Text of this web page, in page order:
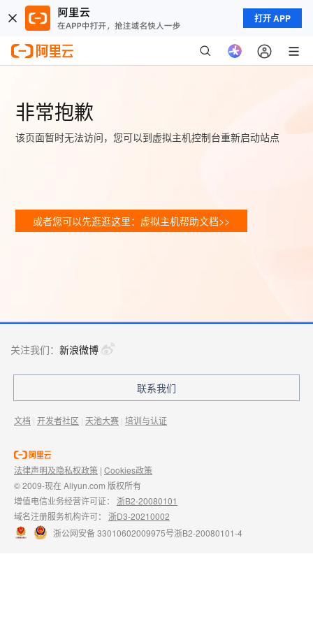
打开 APP
非常抱歉
该页面暂时无法访问，您可以到虚拟主机控制台重新启动站点
或者您可以先逛逛这里：虚拟主机帮助文档>>